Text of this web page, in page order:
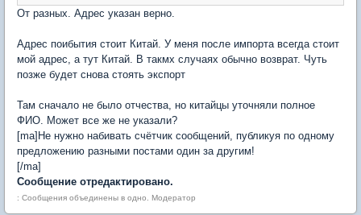
От разных. Адрес указан верно.
Адрес поибытия стоит Китай. У меня после импорта всегда стоит
мой адрес, а тут Китай. В такмх случаях обычно возврат. Чуть
позже будет снова стоять экспорт
Там сначало не было отчества, но китайцы уточняли полное
ФИО. Может все же не указали?
[ma]Не нужно набивать счётчик сообщений, публикуя по одному
предложению разными постами один за другим!
[/ma]
Сообщение отредактировано.
: Сообщения объединены в одно. Модератор